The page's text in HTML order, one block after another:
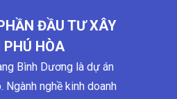
ĐẦU TƯ XÂY
PHÚ HÒA
Bình Dương là dự án
Ngành nghề kinh doanh